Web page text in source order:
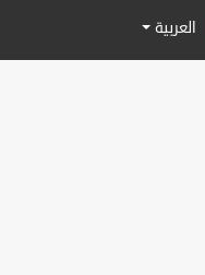
العربية